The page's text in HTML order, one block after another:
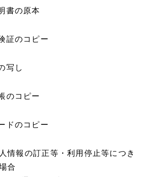
書の原本
証のコピー
写し
のコピー
ドのコピー
情報の訂正等・利用停止等につき
合